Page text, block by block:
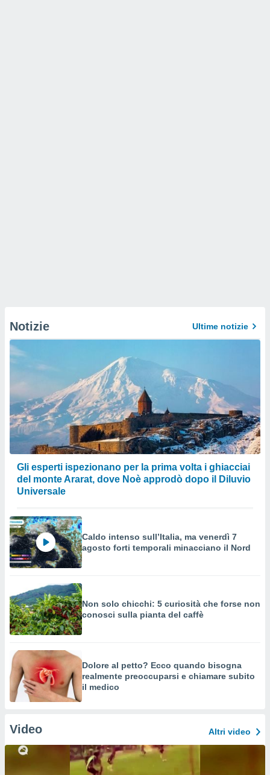
Notizie Ultime notizie
Gli esperti ispezionano per la prima volta i ghiacciai
del monte Ararat, dove Noè approdò dopo il Diluvio
Universale
Caldo intenso sull’Italia, ma venerdì 7
agosto forti temporali minacciano il Nord
Non solo chicchi: 5 curiosità che forse non
conosci sulla pianta del caffè
Dolore al petto? Ecco quando bisogna
realmente preoccuparsi e chiamare subito
il medico
Video Altri video